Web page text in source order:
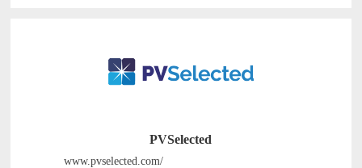
PVSelected
www.pvselected.com/